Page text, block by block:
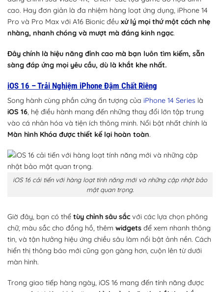
cao. Hay đơn giản là đa nhiệm hàng loạt ứng dụng, iPhone 14
Pro và Pro Max với A16 Bionic đều xử lý mọi thứ một cách nhẹ
nhàng, nhanh chóng và mượt mà đáng kinh ngạc.
Đây chính là hiệu năng đỉnh cao mà bạn luôn tìm kiếm, sẵn
sàng đáp ứng mọi yêu cầu, dù là khắt khe nhất.
iOS 16 – Trải Nghiệm iPhone Đậm Chất Riêng
Song hành cùng phần cứng ấn tượng của iPhone 14 Series là
iOS 16, hệ điều hành mang đến những thay đổi lớn tập trung
vào cá nhân hóa và tiện ích thông minh. Nổi bật nhất chính là
Màn hình Khóa được thiết kế lại hoàn toàn.
iOS 16 cải tiến với hàng loạt tính năng mới và những cập nhật bảo
mật quan trọng.
Giờ đây, bạn có thể tùy chỉnh sâu sắc với các lựa chọn phông
chữ, màu sắc cho đồng hồ, thêm widgets để xem nhanh thông
tin, và tận hưởng hiệu ứng chiều sâu làm nổi bật ảnh nền. Cách
hiển thị thông báo mới cũng gọn gàng hơn, cuộn lên từ dưới
màn hình.
Trong giao tiếp hàng ngày, iOS 16 mang đến tính năng được